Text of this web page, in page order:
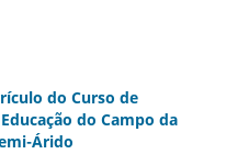
do Curso de
do Campo da
Árido